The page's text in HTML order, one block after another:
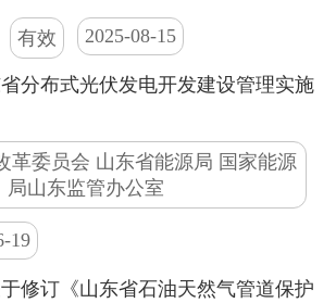
有效 2025-08-15
分布式光伏发电开发建设管理实施
革委员会 山东省能源局 国家能源
局山东监管办公室
19
修订《山东省石油天然气管道保护